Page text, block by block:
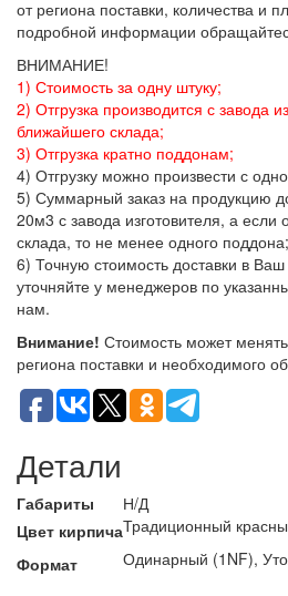
от региона поставки, количества и
подробной информации
ВНИМАНИЕ!
1) Стоимость за одну штуку;
2) Отгрузка производится с завода
ближайшего склада;
3) Отгрузка кратно поддонам;
4) Отгрузку можно произвести с
5) Суммарный заказ на продукцию
20м3 с завода изготовителя, а если
склада, то не менее одного поддона;
6) Точную стоимость доставки в
уточняйте у менеджеров по
нам.
Внимание! Стоимость может
региона поставки и необходимого
Детали
Габариты
Н/Д
Цвет кирпичаТрадиционный
Формат
Одинарный (1NF),